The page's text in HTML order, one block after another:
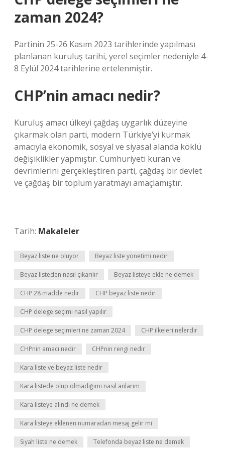
zaman 2024?
Partinin 25-26 Kasım 2023 tarihlerinde yapılması
planlanan kuruluş tarihi, yerel seçimler nedeniyle 4-
8 Eylül 2024 tarihlerine ertelenmiştir.
CHP’nin amacı nedir?
Kuruluş amacı ülkeyi çağdaş uygarlık düzeyine
çıkarmak olan parti, modern Türkiye’yi kurmak
amacıyla ekonomik, sosyal ve siyasal alanda köklü
değişiklikler yapmıştır. Cumhuriyeti kuran ve
devrimlerini gerçekleştiren parti, çağdaş bir devlet
ve çağdaş bir toplum yaratmayı amaçlamıştır.
Tarih: Makaleler
Beyaz liste ne oluyor Beyaz liste yönetimi nedir
Beyaz listeden nasıl çıkarılır Beyaz listeye ekle ne demek
CHP 28 madde nedir CHP beyaz liste nedir
CHP delege seçimi nasıl yapılır
CHP delege seçimleri ne zaman 2024 CHP ilkeleri nelerdir
CHPnin amacı nedir CHPnin rengi nedir
Kara liste ve beyaz liste nedir
Kara listede olup olmadığımı nasıl anlarım
Kara listeye alındı ne demek
Kara listeye eklenen numaradan mesaj gelir mi
Siyah liste ne demek Telefonda beyaz liste ne demek